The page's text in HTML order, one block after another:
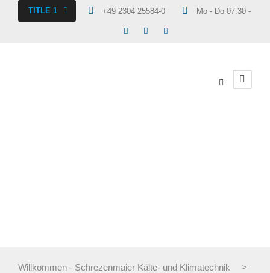
TITLE 1 +49 2304 25584-0 Mo - Do 07.30 -
Willkommen - Schrezenmaier Kälte- und Klimatechnik
>